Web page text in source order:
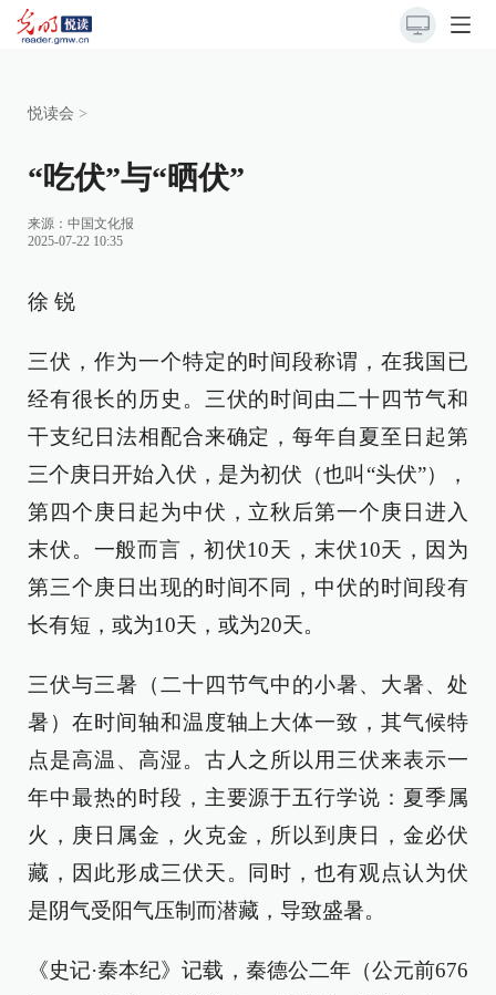
悦读会 >
“吃伏”与“晒伏”
来源： 中国文化报
2025-07-22 10:35
徐 锐
三伏，作为一个特定的时间段称谓，在我国已
经有很长的历史。三伏的时间由二十四节气和
干支纪日法相配合来确定，每年自夏至日起第
三个庚日开始入伏，是为初伏（也叫“头伏”），
第四个庚日起为中伏，立秋后第一个庚日进入
末伏。一般而言，初伏10天，末伏10天，因为
第三个庚日出现的时间不同，中伏的时间段有
长有短，或为10天，或为20天。
三伏与三暑（二十四节气中的小暑、大暑、处
暑）在时间轴和温度轴上大体一致，其气候特
点是高温、高湿。古人之所以用三伏来表示一
年中最热的时段，主要源于五行学说：夏季属
火，庚日属金，火克金，所以到庚日，金必伏
藏，因此形成三伏天。同时，也有观点认为伏
是阴气受阳气压制而潜藏，导致盛暑。
《史记·秦本纪》记载，秦德公二年（公元前676